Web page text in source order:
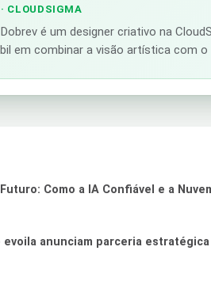
· CLOUDSIGMA
é um designer criativo na
em combinar a visão artística com
Como a IA Confiável e a
evoila anunciam parceria